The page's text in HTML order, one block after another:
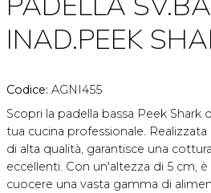
INAD.PEEK
Codice: AGNI455
Scopri la padella bassa Peek Shark
tua cucina professionale.
di alta qualità, garantisce una
eccellenti. Con un'altezza di 5 cm,
cuocere una vasta gamma di